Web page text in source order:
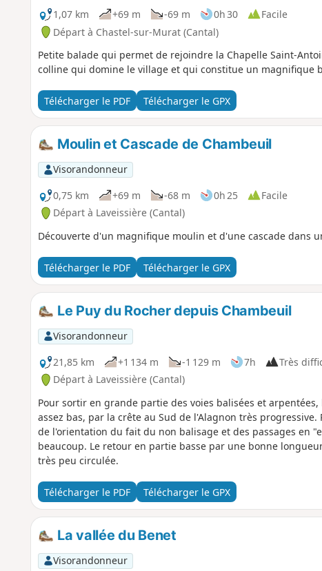
1,07 km
+69 m -69 m 0h 30
Facile
Départ à Chastel-sur-Murat (Cantal)
Petite balade qui permet de rejoindre la Chapelle Saint-
colline qui domine le village et qui constitue un magnifique
Télécharger le PDF Télécharger le GPX
Moulin et Cascade de Chambeuil
Visorandonneur
0,75 km
+69 m -68 m 0h 25
Facile
Départ à Laveissière (Cantal)
Découverte d'un magnifique moulin et d'une cascade dans
Télécharger le PDF Télécharger le GPX
Le Puy du Rocher depuis Chambeuil
Visorandonneur
21,85 km
+1 134 m -1 129 m 7h
Très
Départ à Laveissière (Cantal)
Pour sortir en grande partie des voies balisées et
assez bas, par la crête au Sud de l'Alagnon très
de l'orientation du fait du non balisage et des passages en
beaucoup. Le retour en partie basse par une bonne
très peu circulée.
Télécharger le PDF Télécharger le GPX
La vallée du Benet
Visorandonneur